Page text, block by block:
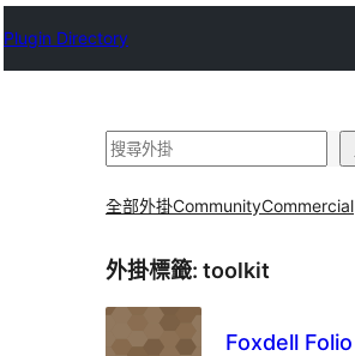
Plugin Directory
搜
全部外掛CommunityCommercial
外掛標籤: toolkit
Foxdell Folio